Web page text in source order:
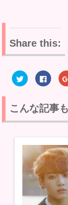
Share this:
ク
リ
て
T
i
共
新
ウ
F
a
o
o
で
る
に
は
リ
ッ
ク
し
て
く
こんな記事